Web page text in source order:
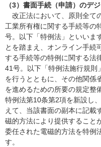
（3）書面手続（申請）のデ
改正法において、原則全て
工業所有権に関する手続等の
号。以下「特例法」といいま
とを踏まえ、オンライン手続
する手続等の特例に関する法
41号。以下「特例法施行規則
を行うとともに、その他関係
を進めるための所要の規定整
特例法第10条第2項を新設し
えて、当該書面の副本に記載
磁的方法により提供すること
委任された電磁的方法を特例
す。